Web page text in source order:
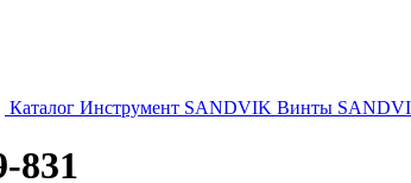
Каталог Инструмент SANDVIK Винты
831